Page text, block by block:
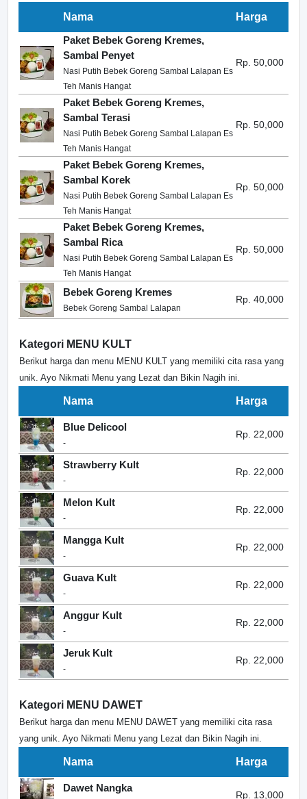
Nama
Harga
Paket Bebek Goreng Kremes,
Sambal Penyet
Nasi Putih Bebek Goreng Sambal Lalapan Es
Teh Manis Hangat
Rp. 50,000
Paket Bebek Goreng Kremes,
Sambal Terasi
Nasi Putih Bebek Goreng Sambal Lalapan Es
Teh Manis Hangat
Rp. 50,000
Paket Bebek Goreng Kremes,
Sambal Korek
Nasi Putih Bebek Goreng Sambal Lalapan Es
Teh Manis Hangat
Rp. 50,000
Paket Bebek Goreng Kremes,
Sambal Rica
Nasi Putih Bebek Goreng Sambal Lalapan Es
Teh Manis Hangat
Rp. 50,000
Bebek Goreng Kremes
Bebek Goreng Sambal Lalapan
Rp. 40,000
Kategori MENU KULT
Berikut harga dan menu MENU KULT yang memiliki cita rasa yang
unik. Ayo Nikmati Menu yang Lezat dan Bikin Nagih ini.
Nama Harga
Blue Delicool
-
Rp. 22,000
Strawberry Kult
-
Rp. 22,000
Melon Kult
-
Rp. 22,000
Mangga Kult
-
Rp. 22,000
Guava Kult
-
Rp. 22,000
Anggur Kult
-
Rp. 22,000
Jeruk Kult
-
Rp. 22,000
Kategori MENU DAWET
Berikut harga dan menu MENU DAWET yang memiliki cita rasa
yang unik. Ayo Nikmati Menu yang Lezat dan Bikin Nagih ini.
Nama Harga
Dawet Nangka
Rp. 13,000